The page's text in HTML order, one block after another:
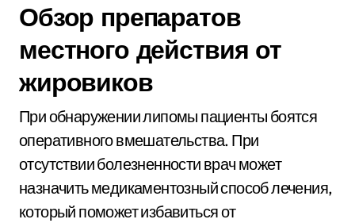
Обзор препаратов
местного действия от
жировиков
При обнаружении липомы пациенты боятся
оперативного вмешательства. При
отсутствии болезненности врач может
назначить медикаментозный способ лечения,
который поможет избавиться от